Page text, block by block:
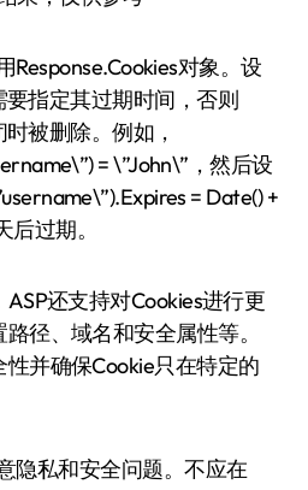
Response.Cookies对象。设
指定其过期时间，否则
被删除。例如，
= \”John\”，然后设
= Date() +
过期。
还支持对Cookies进行更
径、域名和安全属性等。
并确保Cookie只在特定的
隐私和安全问题。不应在